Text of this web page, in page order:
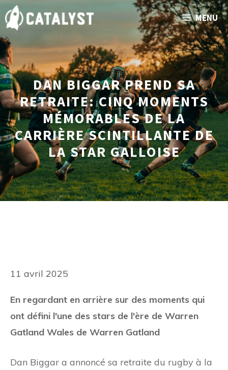
Aller
au
contenu
MENU
DAN BIGGAR PREND SA
RETRAITE: CINQ MOMENTS
MÉMORABLES DE LA
CARRIÈRE SCINTILLANTE DE
LA STAR GALLOISE
11 avril 2025
En regardant en arrière sur des moments qui
ont défini l'une des stars de l'ère de Warren
Gatland Wales de Warren Gatland
Dan Biggar a annoncé sa retraite du rugby à la